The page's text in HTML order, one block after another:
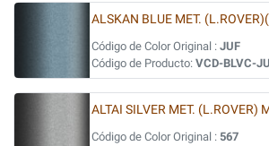
ALSKAN BLUE MET.
Código de Color Original : JUF
Código de Producto: VCD-BLVC-
ALTAI SILVER MET. (L.ROVER)
Código de Color Original : 567